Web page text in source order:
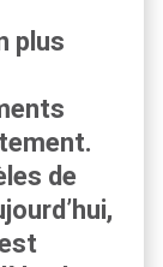
plus
de